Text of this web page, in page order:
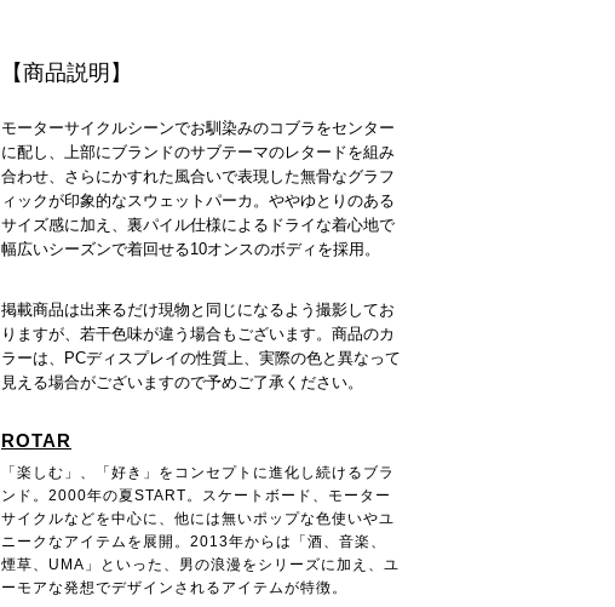
【商品説明】
モーターサイクルシーンでお馴染みのコブラをセンター
に配し、上部にブランドのサブテーマのレタードを組み
合わせ、さらにかすれた風合いで表現した無骨なグラフ
ィックが印象的なスウェットパーカ。ややゆとりのある
サイズ感に加え、裏パイル仕様によるドライな着心地で
幅広いシーズンで着回せる10オンスのボディを採用。
掲載商品は出来るだけ現物と同じになるよう撮影してお
りますが、若干色味が違う場合もございます。商品のカ
ラーは、PCディスプレイの性質上、実際の色と異なって
見える場合がございますので予めご了承ください。
ROTAR
「楽しむ」、「好き」をコンセプトに進化し続けるブラ
ンド。2000年の夏START。スケートボード、モーター
サイクルなどを中心に、他には無いポップな色使いやユ
ニークなアイテムを展開。2013年からは「酒、音楽、
煙草、UMA」といった、男の浪漫をシリーズに加え、ユ
ーモアな発想でデザインされるアイテムが特徴。